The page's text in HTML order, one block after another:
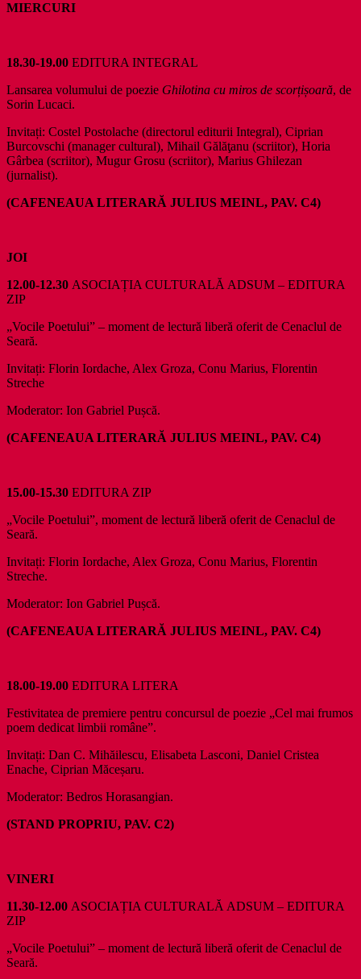
MIERCURI
18.30-19.00 EDITURA INTEGRAL
Lansarea volumului de poezie Ghilotina cu miros de scorțișoară, de
Sorin Lucaci.
Invitați: Costel Postolache (directorul editurii Integral), Ciprian
Burcovschi (manager cultural), Mihail Gălăţanu (scriitor), Horia
Gârbea (scriitor), Mugur Grosu (scriitor), Marius Ghilezan
(jurnalist).
(CAFENEAUA LITERARĂ JULIUS MEINL, PAV. C4)
JOI
12.00-12.30 ASOCIAȚIA CULTURALĂ ADSUM – EDITURA
ZIP
„Vocile Poetului” – moment de lectură liberă oferit de Cenaclul de
Seară.
Invitați: Florin Iordache, Alex Groza, Conu Marius, Florentin
Streche
Moderator: Ion Gabriel Pușcă.
(CAFENEAUA LITERARĂ JULIUS MEINL, PAV. C4)
15.00-15.30 EDITURA ZIP
„Vocile Poetului”, moment de lectură liberă oferit de Cenaclul de
Seară.
Invitați: Florin Iordache, Alex Groza, Conu Marius, Florentin
Streche.
Moderator: Ion Gabriel Pușcă.
(CAFENEAUA LITERARĂ JULIUS MEINL, PAV. C4)
18.00-19.00 EDITURA LITERA
Festivitatea de premiere pentru concursul de poezie „Cel mai frumos
poem dedicat limbii române”.
Invitați: Dan C. Mihăilescu, Elisabeta Lasconi, Daniel Cristea
Enache, Ciprian Măceșaru.
Moderator: Bedros Horasangian.
(STAND PROPRIU, PAV. C2)
VINERI
11.30-12.00 ASOCIAȚIA CULTURALĂ ADSUM – EDITURA
ZIP
„Vocile Poetului” – moment de lectură liberă oferit de Cenaclul de
Seară.